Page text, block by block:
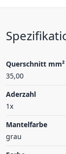
Querschnitt mm²
35,00
Aderzahl
1x
Mantelfarbe
grau